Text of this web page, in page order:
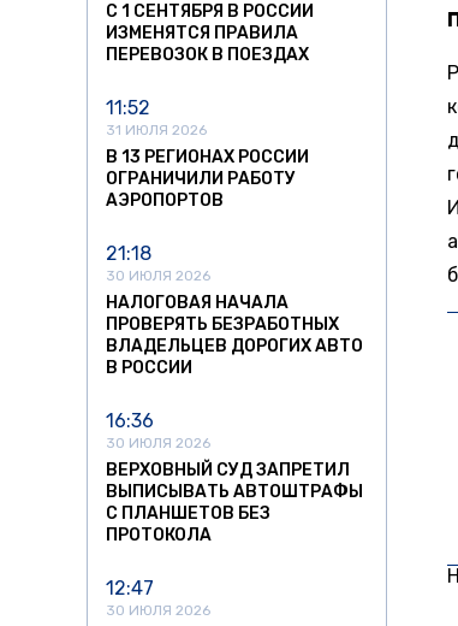
С 1 СЕНТЯБРЯ В РОССИИ
ИЗМЕНЯТСЯ ПРАВИЛА
ПЕРЕВОЗОК В ПОЕЗДАХ
11:52
31 ИЮЛЯ 2026
В 13 РЕГИОНАХ РОССИИ
ОГРАНИЧИЛИ РАБОТУ
АЭРОПОРТОВ
21:18
30 ИЮЛЯ 2026
НАЛОГОВАЯ НАЧАЛА
ПРОВЕРЯТЬ БЕЗРАБОТНЫХ
ВЛАДЕЛЬЦЕВ ДОРОГИХ АВТО
В РОССИИ
16:36
30 ИЮЛЯ 2026
ВЕРХОВНЫЙ СУД ЗАПРЕТИЛ
ВЫПИСЫВАТЬ АВТОШТРАФЫ
С ПЛАНШЕТОВ БЕЗ
ПРОТОКОЛА
12:47
30 ИЮЛЯ 2026